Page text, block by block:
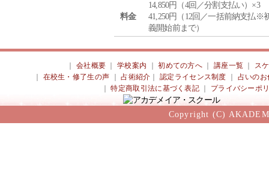
料金
14,850円（4回／分割支払い）×3
41,250円（12回／一括前納支払※
義開始前まで）
会社概要 ｜学校案内 ｜初めての方へ 講座一覧
ス
在校生・修了生の声 ｜占術紹介 ｜認定ライセンス制度
占いのお
｜特定商取引法に基づく表記 プライバシーポ
Copyright (C)